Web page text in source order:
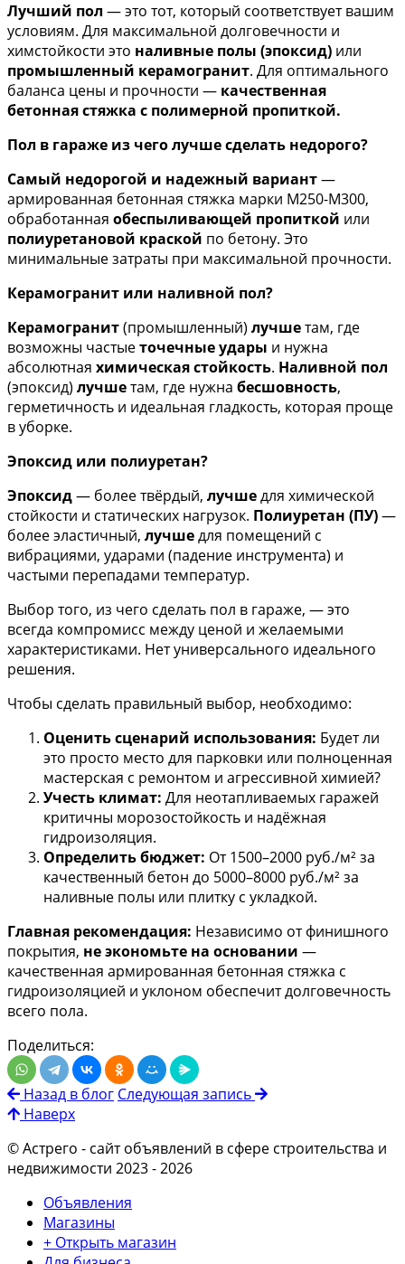
Лучший пол — это тот, который соответствует вашим
условиям. Для максимальной долговечности и
химстойкости это наливные полы (эпоксид) или
промышленный керамогранит. Для оптимального
баланса цены и прочности — качественная
бетонная стяжка с полимерной пропиткой.
Пол в гараже из чего лучше сделать недорого?
Самый недорогой и надежный вариант—
армированная бетонная стяжка марки М250-М300,
обработанная обеспыливающей пропиткой или
полиуретановой краской по бетону. Это
минимальные затраты при максимальной прочности.
Керамогранит или наливной пол?
Керамогранит(промышленный) лучшетам, где
возможны частыеточечные удары и нужна
абсолютная химическая стойкость. Наливной пол
(эпоксид) лучшетам, где нужна бесшовность,
герметичность и идеальная гладкость, которая проще
в уборке.
Эпоксид или полиуретан?
Эпоксид— более твёрдый, лучшедля химической
стойкости и статических нагрузок. Полиуретан (ПУ)—
более эластичный, лучшедля помещений с
вибрациями, ударами (падение инструмента) и
частыми перепадами температур.
Выбор того, из чего сделать пол в гараже, — это
всегда компромисс между ценой и желаемыми
характеристиками. Нет универсального идеального
решения.
Чтобы сделать правильный выбор, необходимо:
Оценить сценарий использования: Будет ли
это просто место для парковки или полноценная
мастерская с ремонтом и агрессивной химией?
Учесть климат: Для неотапливаемых гаражей
критичны морозостойкость и надёжная
гидроизоляция.
Определить бюджет: От 1500–2000 руб./м² за
качественный бетон до 5000–8000 руб./м² за
наливные полы или плитку с укладкой.
Главная рекомендация: Независимо от финишного
покрытия, не экономьте на основании —
качественная армированная бетонная стяжка с
гидроизоляцией и уклоном обеспечит долговечность
всего пола.
Поделиться:
Назад в блог Следующая запись
Наверх
© Астрего - сайт объявлений в сфере строительства и
недвижимости 2023 - 2026
Объявления
Магазины
+ Открыть магазин